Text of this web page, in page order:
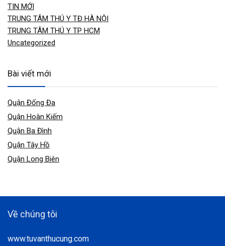
TIN MỚI
TRUNG TÂM THÚ Y TĐ HÀ NỘI
TRUNG TÂM THÚ Y TP HCM
Uncategorized
Bài viết mới
Quận Đống Đa
Quận Hoàn Kiếm
Quận Ba Đình
Quận Tây Hồ
Quận Long Biên
Về chúng tôi
www.tuvanthucung.com